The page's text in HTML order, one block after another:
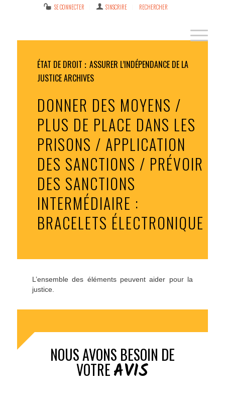
SE CONNECTER S’INSCRIRE RECHERCHER
ÉTAT DE DROIT
ASSURER L’INDÉPENDANCE DE LA
JUSTICEARCHIVES
DONNER DES MOYENS /
PLUS DE PLACE DANS LES
PRISONS / APPLICATION
DES SANCTIONS / PRÉVOIR
DES SANCTIONS
INTERMÉDIAIRE :
BRACELETS ÉLECTRONIQUE
L’ensemble des éléments peuvent aider pour la
justice.
NOUS AVONS BESOIN DE
VOTREAVIS